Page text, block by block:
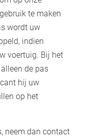
te maken
wordt uw
indien
voertuig. Bij het
de pas
hij uw
op het
neem dan contact